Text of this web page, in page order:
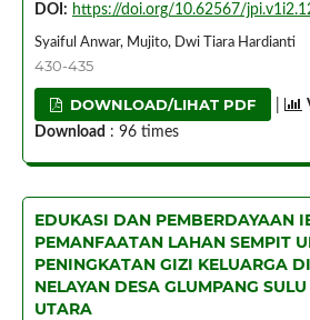
DOI: https://doi.org/10.62567/
Syaiful Anwar, Mujito, Dwi Tiara Hardianti
430-435
DOWNLOAD/LIHAT PDF
Download : 96 times
EDUKASI DAN PEMBERDAYAAN
PEMANFAATAN LAHAN SEMPIT
PENINGKATAN GIZI KELUARGA
NELAYAN DESA GLUMPANG
UTARA